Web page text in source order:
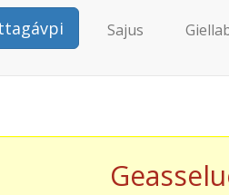
Sajus